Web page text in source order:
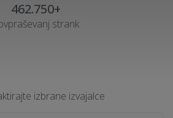
462.750+
strank
izbrane izvajalce